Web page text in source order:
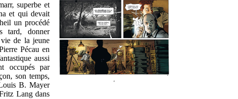
superbe et
et qui devait
un procédé
tard, donner
de la jeune
Pécau en
aussi
occupés par
son temps,
B. Mayer
Lang dans